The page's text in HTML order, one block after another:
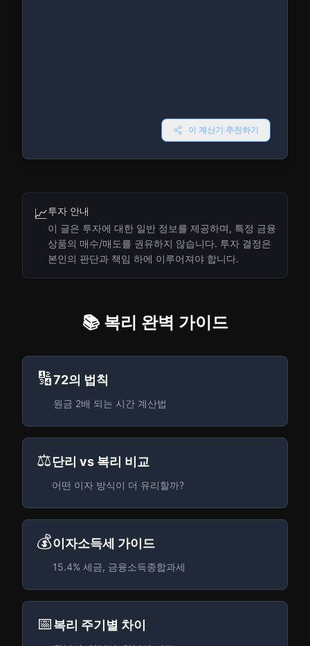
이 계산기 추천하기
📈투자 안내
이 글은 투자에 대한 일반 정보를 제공하며, 특정 금융
상품의 매수/매도를 권유하지 않습니다. 투자 결정은
본인의 판단과 책임 하에 이루어져야 합니다.
📚 복리 완벽 가이드
🔢72의 법칙
원금 2배 되는 시간 계산법
⚖️단리 vs 복리 비교
어떤 이자 방식이 더 유리할까?
💰이자소득세 가이드
15.4% 세금, 금융소득종합과세
📅복리 주기별 차이